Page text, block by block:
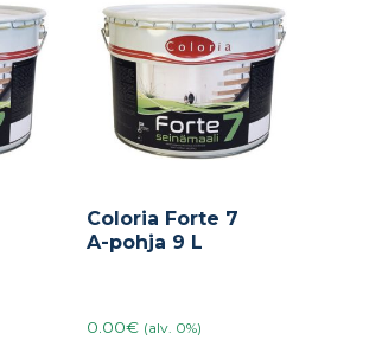
Coloria Forte 7
A-pohja 9 L
0.00€ (alv. 0%)